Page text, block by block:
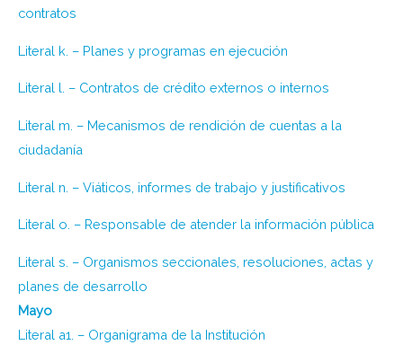
contratos
Literal k. – Planes y programas en ejecución
Literal l. – Contratos de crédito externos o internos
Literal m. – Mecanismos de rendición de cuentas a la
ciudadanía
Literal n. – Viáticos, informes de trabajo y justificativos
Literal o. – Responsable de atender la información pública
Literal s. – Organismos seccionales, resoluciones, actas y
planes de desarrollo
Mayo
Literal a1. – Organigrama de la Institución